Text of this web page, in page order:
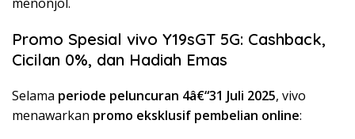
Promo Spesial vivo Y19sGT 5G: Cashback,
Cicilan 0%, dan Hadiah Emas
Selama periode peluncuran 4â€“31 Juli 2025, vivo
menawarkan promo eksklusif pembelian online: